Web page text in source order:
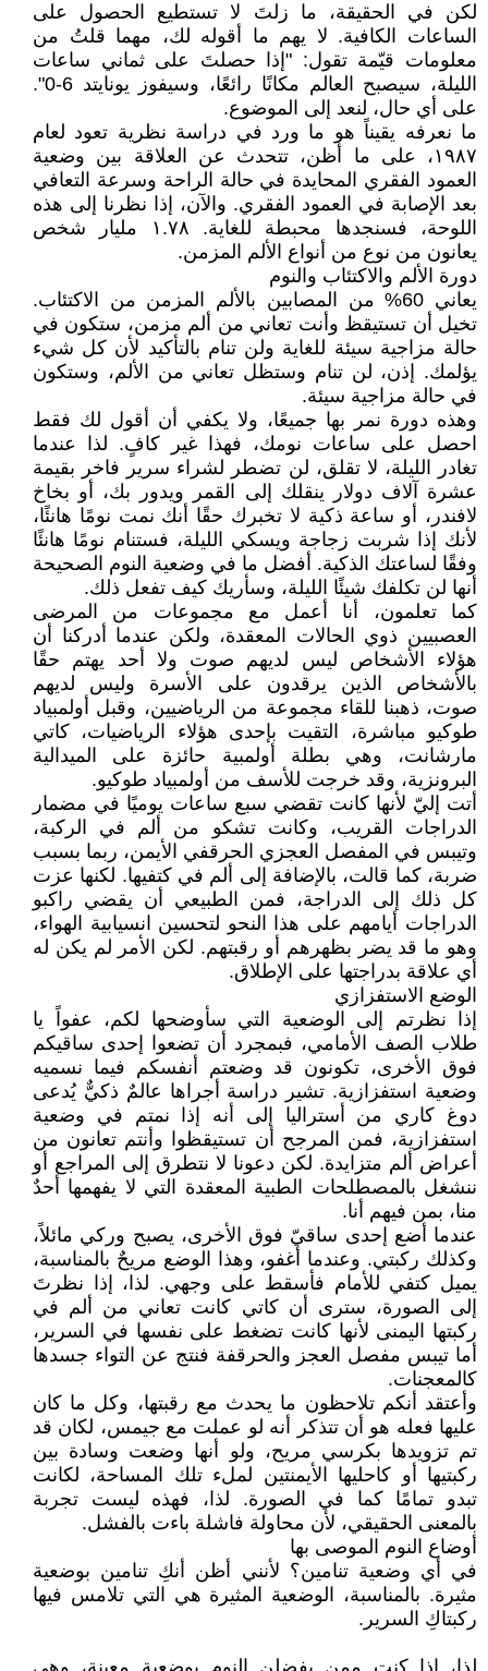
لكن في الحقيقة، ما زلتَ لا تستطيع الحصول على
الساعات الكافية. لا يهم ما أقوله لك، مهما قلتُ من
معلومات قيّمة تقول: "إذا حصلتَ على ثماني ساعات
الليلة، سيصبح العالم مكانًا رائعًا، وسيفوز يونايتد 6-0".
على أي حال، لنعد إلى الموضوع.
ما نعرفه يقيناً هو ما ورد في دراسة نظرية تعود لعام
١٩٨٧، على ما أظن، تتحدث عن العلاقة بين وضعية
العمود الفقري المحايدة في حالة الراحة وسرعة التعافي
بعد الإصابة في العمود الفقري. والآن، إذا نظرنا إلى هذه
اللوحة، فسنجدها محبطة للغاية. ١.٧٨ مليار شخص
يعانون من نوع من أنواع الألم المزمن.
دورة الألم والاكتئاب والنوم
يعاني 60% من المصابين بالألم المزمن من الاكتئاب.
تخيل أن تستيقظ وأنت تعاني من ألم مزمن، ستكون في
حالة مزاجية سيئة للغاية ولن تنام بالتأكيد لأن كل شيء
يؤلمك. إذن، لن تنام وستظل تعاني من الألم، وستكون
في حالة مزاجية سيئة.
وهذه دورة نمر بها جميعًا، ولا يكفي أن أقول لك فقط
احصل على ساعات نومك، فهذا غير كافٍ. لذا عندما
تغادر الليلة، لا تقلق، لن تضطر لشراء سرير فاخر بقيمة
عشرة آلاف دولار ينقلك إلى القمر ويدور بك، أو بخاخ
لافندر، أو ساعة ذكية لا تخبرك حقًا أنك نمت نومًا هانئًا،
لأنك إذا شربت زجاجة ويسكي الليلة، فستنام نومًا هانئًا
وفقًا لساعتك الذكية. أفضل ما في وضعية النوم الصحيحة
أنها لن تكلفك شيئًا الليلة، وسأريك كيف تفعل ذلك.
كما تعلمون، أنا أعمل مع مجموعات من المرضى
العصبيين ذوي الحالات المعقدة، ولكن عندما أدركنا أن
هؤلاء الأشخاص ليس لديهم صوت ولا أحد يهتم حقًا
بالأشخاص الذين يرقدون على الأسرة وليس لديهم
صوت، ذهبنا للقاء مجموعة من الرياضيين، وقبل أولمبياد
طوكيو مباشرة، التقيت بإحدى هؤلاء الرياضيات، كاتي
مارشانت، وهي بطلة أولمبية حائزة على الميدالية
البرونزية، وقد خرجت للأسف من أولمبياد طوكيو.
أتت إليّ لأنها كانت تقضي سبع ساعات يوميًا في مضمار
الدراجات القريب، وكانت تشكو من ألم في الركبة،
وتيبس في المفصل العجزي الحرقفي الأيمن، ربما بسبب
ضربة، كما قالت، بالإضافة إلى ألم في كتفيها. لكنها عزت
كل ذلك إلى الدراجة، فمن الطبيعي أن يقضي راكبو
الدراجات أيامهم على هذا النحو لتحسين انسيابية الهواء،
وهو ما قد يضر بظهرهم أو رقبتهم. لكن الأمر لم يكن له
أي علاقة بدراجتها على الإطلاق.
الوضع الاستفزازي
إذا نظرتم إلى الوضعية التي سأوضحها لكم، عفواً يا
طلاب الصف الأمامي، فبمجرد أن تضعوا إحدى ساقيكم
فوق الأخرى، تكونون قد وضعتم أنفسكم فيما نسميه
وضعية استفزازية. تشير دراسة أجراها عالمٌ ذكيٌّ يُدعى
دوغ كاري من أستراليا إلى أنه إذا نمتم في وضعية
استفزازية، فمن المرجح أن تستيقظوا وأنتم تعانون من
أعراض ألم متزايدة. لكن دعونا لا نتطرق إلى المراجع أو
ننشغل بالمصطلحات الطبية المعقدة التي لا يفهمها أحدٌ
منا، بمن فيهم أنا.
عندما أضع إحدى ساقيّ فوق الأخرى، يصبح وركي مائلاً،
وكذلك ركبتي. وعندما أغفو، وهذا الوضع مريحٌ بالمناسبة،
يميل كتفي للأمام فأسقط على وجهي. لذا، إذا نظرتَ
إلى الصورة، سترى أن كاتي كانت تعاني من ألم في
ركبتها اليمنى لأنها كانت تضغط على نفسها في السرير،
أما تيبس مفصل العجز والحرقفة فنتج عن التواء جسدها
كالمعجنات.
وأعتقد أنكم تلاحظون ما يحدث مع رقبتها، وكل ما كان
عليها فعله هو أن تتذكر أنه لو عملت مع جيمس، لكان قد
تم تزويدها بكرسي مريح، ولو أنها وضعت وسادة بين
ركبتيها أو كاحليها الأيمنتين لملء تلك المساحة، لكانت
تبدو تمامًا كما في الصورة. لذا، فهذه ليست تجربة
بالمعنى الحقيقي، لأن محاولة فاشلة باءت بالفشل.
أوضاع النوم الموصى بها
في أي وضعية تنامين؟ لأنني أظن أنكِ تنامين بوضعية
مثيرة. بالمناسبة، الوضعية المثيرة هي التي تلامس فيها
ركبتاكِ السرير.